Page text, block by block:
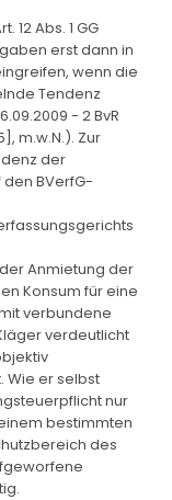
12 Abs. 1 GG
erst dann in
wenn die
Tendenz
- 2 BvR
m.w.N.). Zur
der
BVerfG-
Anmietung der
Konsum für eine
verbundene
verdeutlicht
Wie er selbst
nur
bestimmten
des